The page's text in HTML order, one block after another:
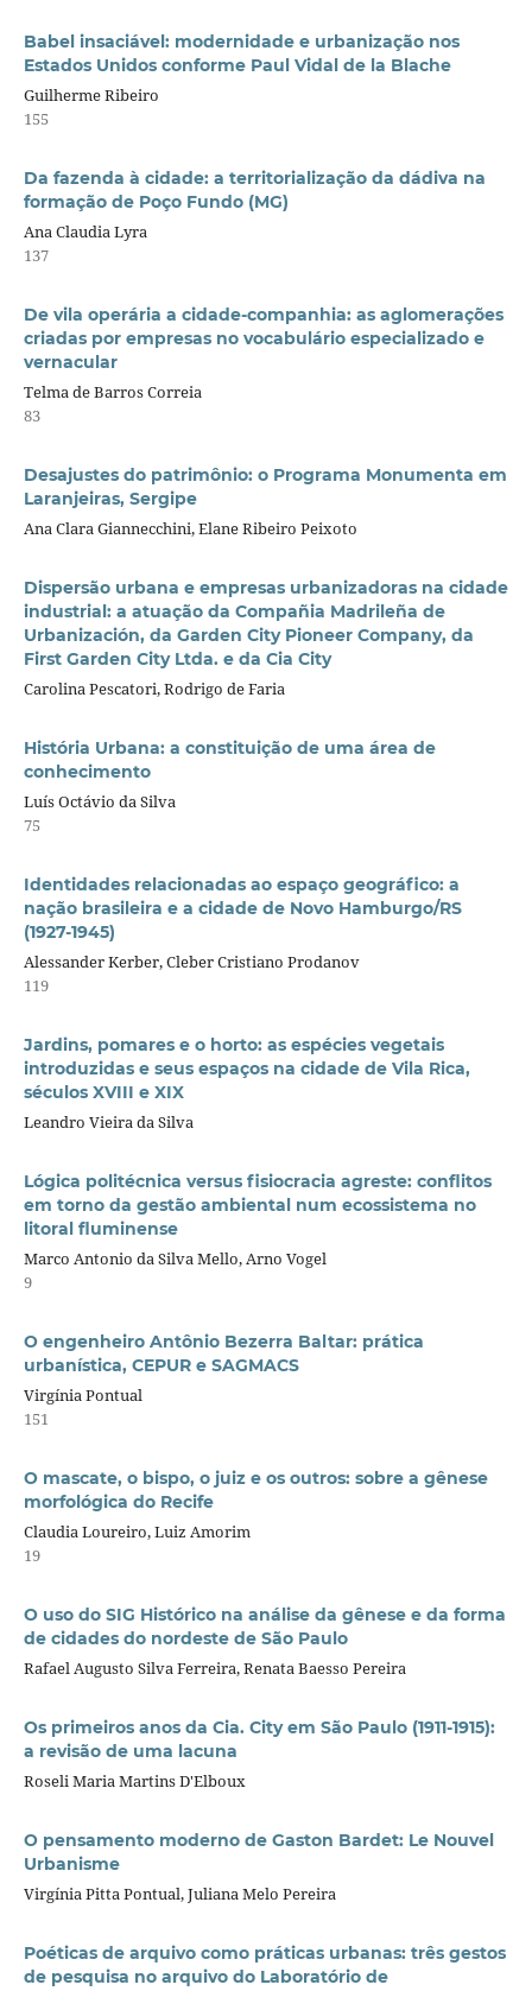
Babel insaciável: modernidade e urbanização nos
Estados Unidos conforme Paul Vidal de la Blache
Guilherme Ribeiro
155
Da fazenda à cidade: a territorialização da dádiva na
formação de Poço Fundo (MG)
Ana Claudia Lyra
137
De vila operária a cidade-companhia: as aglomerações
criadas por empresas no vocabulário especializado e
vernacular
Telma de Barros Correia
83
Desajustes do patrimônio: o Programa Monumenta em
Laranjeiras, Sergipe
Ana Clara Giannecchini, Elane Ribeiro Peixoto
Dispersão urbana e empresas urbanizadoras na cidade
industrial: a atuação da Compañia Madrileña de
Urbanización, da Garden City Pioneer Company, da
First Garden City Ltda. e da Cia City
Carolina Pescatori, Rodrigo de Faria
História Urbana: a constituição de uma área de
conhecimento
Luís Octávio da Silva
75
Identidades relacionadas ao espaço geográfico: a
nação brasileira e a cidade de Novo Hamburgo/RS
(1927-1945)
Alessander Kerber, Cleber Cristiano Prodanov
119
Jardins, pomares e o horto: as espécies vegetais
introduzidas e seus espaços na cidade de Vila Rica,
séculos XVIII e XIX
Leandro Vieira da Silva
Lógica politécnica versus fisiocracia agreste: conflitos
em torno da gestão ambiental num ecossistema no
litoral fluminense
Marco Antonio da Silva Mello, Arno Vogel
9
O engenheiro Antônio Bezerra Baltar: prática
urbanística, CEPUR e SAGMACS
Virgínia Pontual
151
O mascate, o bispo, o juiz e os outros: sobre a gênese
morfológica do Recife
Claudia Loureiro, Luiz Amorim
19
O uso do SIG Histórico na análise da gênese e da forma
de cidades do nordeste de São Paulo
Rafael Augusto Silva Ferreira, Renata Baesso Pereira
Os primeiros anos da Cia. City em São Paulo (1911-1915):
a revisão de uma lacuna
Roseli Maria Martins D'Elboux
O pensamento moderno de Gaston Bardet: Le Nouvel
Urbanisme
Virgínia Pitta Pontual, Juliana Melo Pereira
Poéticas de arquivo como práticas urbanas: três gestos
de pesquisa no arquivo do Laboratório de